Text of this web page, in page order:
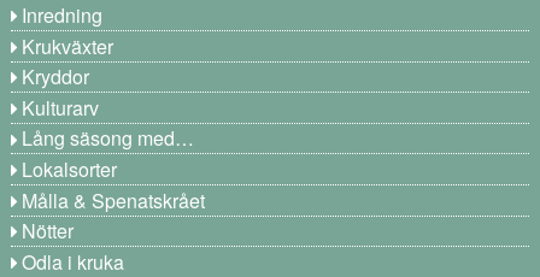
Inredning
Krukväxter
Kryddor
Kulturarv
Lång säsong med…
Lokalsorter
Målla & Spenatskrået
Nötter
Odla i kruka